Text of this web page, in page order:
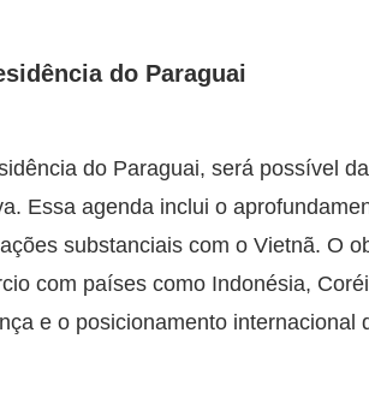
do Paraguai
do Paraguai, será possível
Essa agenda inclui o
substanciais com o Vietnã. O
com países como Indonésia,
e o posicionamento internacional